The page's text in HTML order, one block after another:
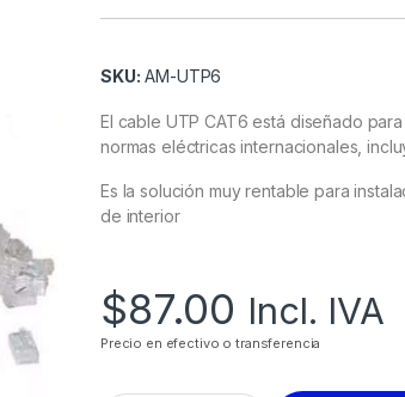
SKU: AM-UTP6
El cable UTP CAT6 está diseñado
normas eléctricas internacionales,
Es la solución muy rentable para
de interior
$87.00 Incl. IVA
Precio en efectivo o transferencia